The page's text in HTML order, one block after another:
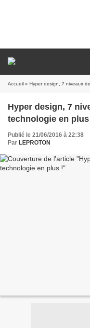
Accueil » Hyper design, 7 niveaux
Hyper design, 7
technologie en
Publié le 21/06/2016 à 22:38
Par LEPROTON